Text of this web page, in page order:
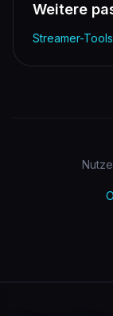
Weitere
Streamer-Tools